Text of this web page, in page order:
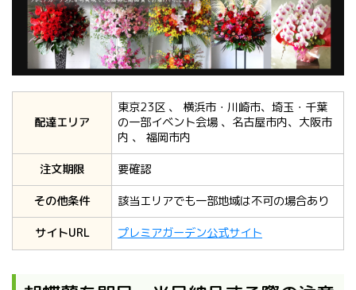
配達エリア
東京23区 、 横浜市・川崎市、埼玉・千葉
の一部イベント会場 、名古屋市内、大阪市
内 、 福岡市内
注文期限
要確認
その他条件
該当エリアでも一部地域は不可の場合あり
サイトURL
プレミアガーデン公式サイト